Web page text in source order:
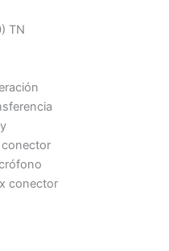
TN
conector
conector